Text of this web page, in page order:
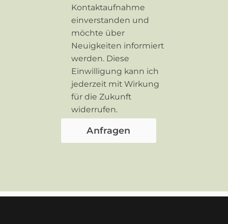
Kontaktaufnahme
einverstanden und
möchte über
Neuigkeiten informiert
werden. Diese
Einwilligung kann ich
jederzeit mit Wirkung
für die Zukunft
widerrufen.